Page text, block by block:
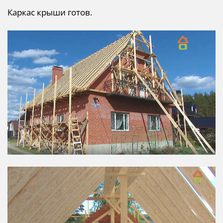
Каркас крыши готов.